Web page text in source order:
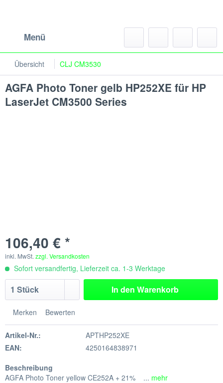
Menü
Übersicht CLJ CM3530
AGFA Photo Toner gelb HP252XE für HP
LaserJet CM3500 Series
106,40 € *
inkl. MwSt. zzgl. Versandkosten
Sofort versandfertig, Lieferzeit ca. 1-3 Werktage
In den Warenkorb
Merken Bewerten
Artikel-Nr.:
APTHP252XE
EAN:
4250164838971
Beschreibung
AGFA Photo Toner yellow CE252A + 21% ... mehr